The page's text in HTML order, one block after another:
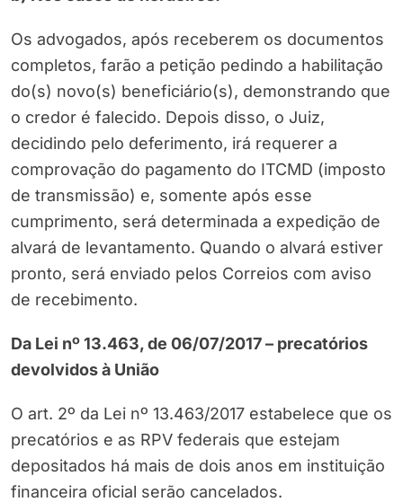
Os advogados, após receberem os documentos
completos, farão a petição pedindo a habilitação
do(s) novo(s) beneficiário(s), demonstrando que
o credor é falecido. Depois disso, o Juiz,
decidindo pelo deferimento, irá requerer a
comprovação do pagamento do ITCMD (imposto
de transmissão) e, somente após esse
cumprimento, será determinada a expedição de
alvará de levantamento. Quando o alvará estiver
pronto, será enviado pelos Correios com aviso
de recebimento.
Da Lei nº 13.463, de 06/07/2017 – precatórios
devolvidos à União
O art. 2º da Lei nº 13.463/2017 estabelece que os
precatórios e as RPV federais que estejam
depositados há mais de dois anos em instituição
financeira oficial serão cancelados.